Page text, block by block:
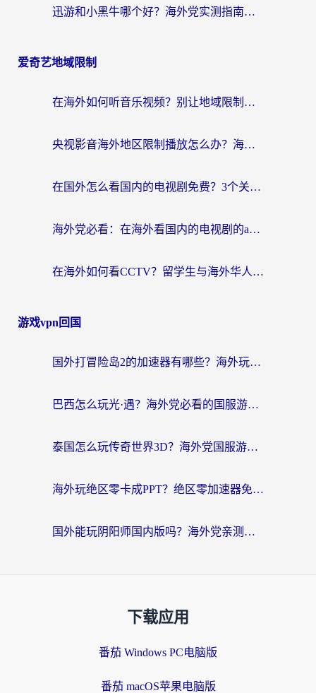
迅游和小黑牛哪个好？海外党实测指南，选对中国地址加速器才能无缝刷国内资源
爱奇艺地域限制
在海外如何听音乐视频？别让地域限制挡住你的华语旋律
央视影音海外地区限制播放怎么办？海外华人必看的追剧自由指南
在国外怎么看国内的电视剧免费？3个关键步骤+1款靠谱加速器帮你搞定
海外党必看：在海外看国内的电视剧的app选对了吗？3步解决地域限制烦恼
在海外如何看CCTV？留学生与海外华人的实用回国加速指南
游戏vpn回国
国外打冒险岛2的加速器有哪些？海外玩家国服畅玩全攻略（附实测推荐）
巴西怎么玩光·遇？海外党必看的国服游戏加速器选择指南（附3款热门游戏实测）
泰国怎么玩传奇世界3D？海外党国服游戏加速终极指南（附非洲欧洲热门游戏解决方案）
海外玩绝区零卡成PPT？绝区零加速器免费的推荐+实用技巧，附墨西哥玩谁是卧底美国玩和平精英攻略
国外能玩阴阳师国内版吗？海外党亲测有效的国服游戏加速指南
下载应用
番茄 Windows PC电脑版
番茄 macOS苹果电脑版